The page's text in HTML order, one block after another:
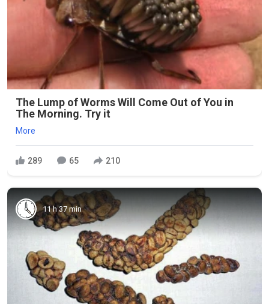
The Lump of Worms Will Come Out of You in
The Morning. Try it
More
289 65 210
11 h 37 min